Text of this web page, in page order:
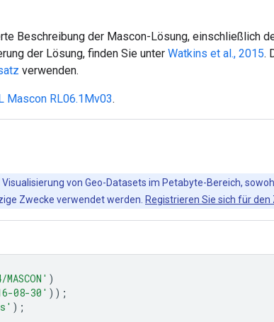
Beschreibung der Mascon-Lösung, einschließlich
der Lösung, finden Sie unter Watkins et al., 2015.
verwenden.
Mascon RL06.1Mv03.
von Geo-Datasets im Petabyte-Bereich,
Zwecke verwendet werden. Registrieren Sie sich für
MASCON' )
08-30' ));
);